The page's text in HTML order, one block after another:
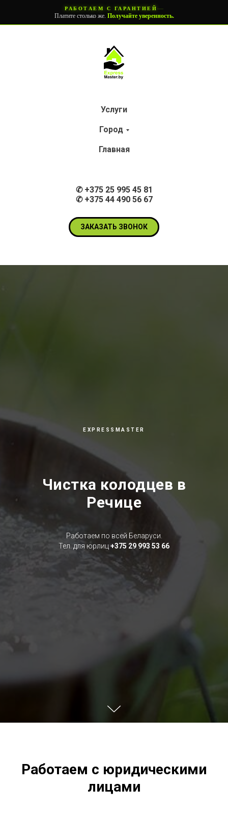
РАБОТАЕМ С ГАРАНТИЕЙ—
Платите столько же. Получайте уверенность.
Услуги
Город
Главная
✆ +375 25 995 45 81
✆ +375 44 490 56 67
ЗАКАЗАТЬ ЗВОНОК
EXPRESSMASTER
Чистка колодцев в
Речице
Работаем по всей Беларуси.
Тел. для юрлиц +375 29 993 53 66
Работаем с юридическими
лицами